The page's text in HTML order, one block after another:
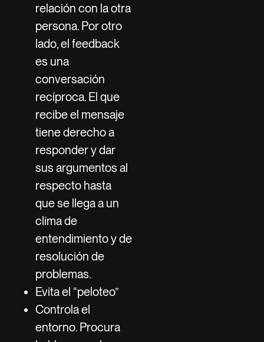
relación con la otra
persona. Por otro
lado, el feedback
es una
conversación
recíproca. El que
recibe el mensaje
tiene derecho a
responder y dar
sus argumentos al
respecto hasta
que se llega a un
clima de
entendimiento y de
resolución de
problemas.
Evita el “peloteo”
Controla el
entorno. Procura